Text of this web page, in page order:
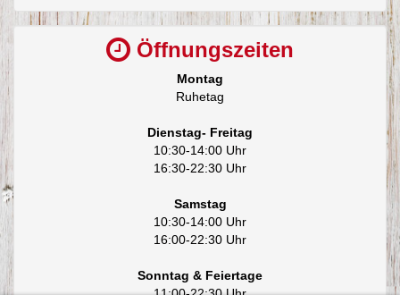
Öffnungszeiten
Montag
Ruhetag
Dienstag- Freitag
10:30-14:00 Uhr
16:30-22:30 Uhr
Samstag
10:30-14:00 Uhr
16:00-22:30 Uhr
Sonntag & Feiertage